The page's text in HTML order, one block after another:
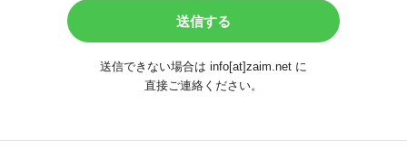
送信できない場合は info[at]zaim.net に
直接ご連絡ください。